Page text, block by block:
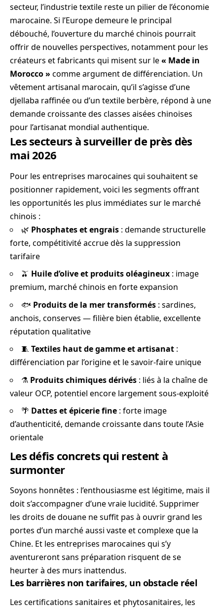
secteur, l’industrie textile reste un pilier de l’économie
marocaine. Si l’Europe demeure le principal
débouché, l’ouverture du marché chinois pourrait
offrir de nouvelles perspectives, notamment pour les
créateurs et fabricants qui misent sur le« Made in
Morocco »comme argument de différenciation. Un
vêtement artisanal marocain, qu’il s’agisse d’une
djellaba raffinée ou d’un textile berbère, répond à une
demande croissante des classes aisées chinoises
pour l’artisanat mondial authentique.
Les secteurs à surveiller de près dès
mai 2026
Pour les entreprises marocaines qui souhaitent se
positionner rapidement, voici les segments offrant
les opportunités les plus immédiates sur le marché
chinois :
🌿 Phosphates et engrais : demande structurelle
forte, compétitivité accrue dès la suppression
tarifaire
🫒 Huile d’olive et produits oléagineux : image
premium, marché chinois en forte expansion
🐟 Produits de la mer transformés : sardines,
anchois, conserves — filière bien établie, excellente
réputation qualitative
🧵 Textiles haut de gamme et artisanat :
différenciation par l’origine et le savoir-faire unique
⚗️ Produits chimiques dérivés : liés à la chaîne de
valeur OCP, potentiel encore largement sous-exploité
🌴 Dattes et épicerie fine : forte image
d’authenticité, demande croissante dans toute l’Asie
orientale
Les défis concrets qui restent à
surmonter
Soyons honnêtes : l’enthousiasme est légitime, mais il
doit s’accompagner d’une vraie lucidité. Supprimer
les droits de douane ne suffit pas à ouvrir grand les
portes d’un marché aussi vaste et complexe que la
Chine. Et les entreprises marocaines qui s’y
aventureront sans préparation risquent de se
heurter à des murs inattendus.
Les barrières non tarifaires, un obstacle réel
Les certifications sanitaires et phytosanitaires, les